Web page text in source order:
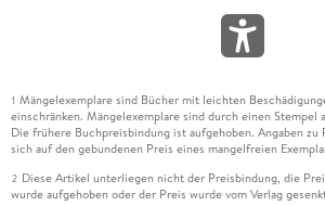
1 Mängelexemplare sind Bücher mit leichten
einschränken. Mängelexemplare sind durch einen Stempel
Die frühere Buchpreisbindung ist aufgehoben. Angaben zu
sich auf den gebundenen Preis eines mangelfreien
2 Diese Artikel unterliegen nicht der Preisbindung, die
wurde aufgehoben oder der Preis wurde vom Verlag